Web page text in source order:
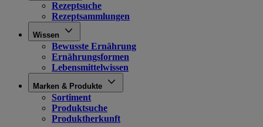
Rezeptsuche
Rezeptsammlungen
Wissen
Bewusste Ernährung
Ernährungsformen
Lebensmittelwissen
Marken & Produkte
Sortiment
Produktsuche
Produktherkunft